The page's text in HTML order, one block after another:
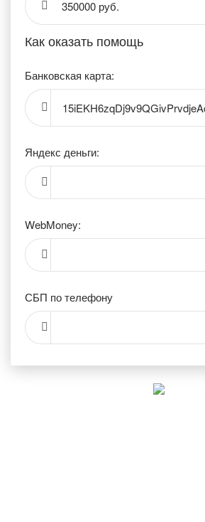
350000 руб.
Как оказать помощь
Банковская карта:
Яндекс деньги:
WebMoney:
СБП по телефону